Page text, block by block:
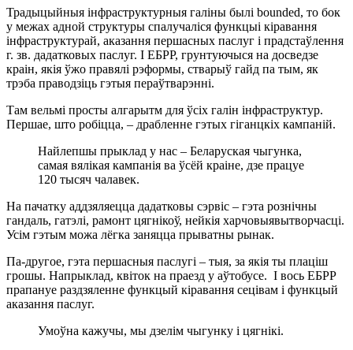
Традыцыйныя інфраструктурныя галіны былі bounded, то бок
у межах адной структуры спалучаліся функцыі кіравання
інфраструктурай, аказання першасных паслуг і прадстаўлення
г. зв. дадатковых паслуг. І ЕБРР, грунтуючыся на досведзе
краін, якія ўжо правялі рэформы, стварыў гайд па тым, як
трэба праводзіць гэтыя пераўтварэнні.
Там вельмі просты алгарытм для ўсіх галін інфраструктур.
Першае, што робіцца, – драбленне гэтых гіганцкіх кампаній.
Найлепшы прыклад у нас – Беларуская чыгунка,
самая вялікая кампанія ва ўсёй краіне, дзе працуе
120 тысяч чалавек.
На пачатку аддзяляецца дадатковы сэрвіс – гэта рознічны
гандаль, гатэлі, рамонт цягнікоў, нейкія харчовыявытворчасці.
Усім гэтым можа лёгка заняцца прыватны рынак.
Па-другое, гэта першасныя паслугі – тыя, за якія ты плаціш
грошы. Напрыклад, квіток на праезд у аўтобусе. І вось ЕБРР
прапануе раздзяленне функцый кіравання сецівам і функцый
аказання паслуг.
Умоўна кажучы, мы дзелім чыгунку і цягнікі.